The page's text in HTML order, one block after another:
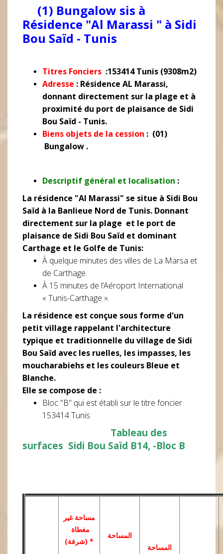
(1) Bungalow sis à
Résidence "Al Marassi " à Sidi
Bou Saïd - Tunis
Titres Fonciers :153414 Tunis (9308m2)
Adresse : Résidence AL Marassi,
donnant directement sur la plage et à
proximité du port de plaisance de Sidi
Bou Saïd - Tunis.
Biens objets de la cession : (01)
Bungalow .
Descriptif général et localisation :
La résidence "Al Marassi" se situe à Sidi Bou
Saïd à la Banlieue Nord de Tunis. Donnant
directement sur la plage et le port de
plaisance de Sidi Bou Saïd et dominant
Carthage et le Golfe de Tunis:
À quelque minutes des villes de La Marsa et
de Carthage.
À 15 minutes de l’Aéroport International
« Tunis-Carthage ».
La résidence est conçue sous forme d'un
petit village rappelant l'architecture
typique et traditionnelle du village de Sidi
Bou Saïd avec les ruelles, les impasses, les
moucharabiehs et les couleurs Bleue et
Blanche.
Elle se compose de :
Bloc "B" qui est établi sur le titre foncier
153414 Tunis
Tableau des
surfaces Sidi Bou Saïd B14, -Bloc B
مساحة غير
مغطاة
(شرفة) *
المساحة
المساحة